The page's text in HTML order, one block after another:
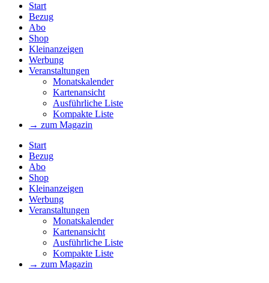
Start
Bezug
Abo
Shop
Kleinanzeigen
Werbung
Veranstaltungen
Monatskalender
Kartenansicht
Ausführliche Liste
Kompakte Liste
→ zum Magazin
Start
Bezug
Abo
Shop
Kleinanzeigen
Werbung
Veranstaltungen
Monatskalender
Kartenansicht
Ausführliche Liste
Kompakte Liste
→ zum Magazin